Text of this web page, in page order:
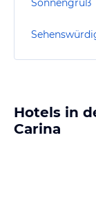
Sonnengruß
Hotels in
Carina